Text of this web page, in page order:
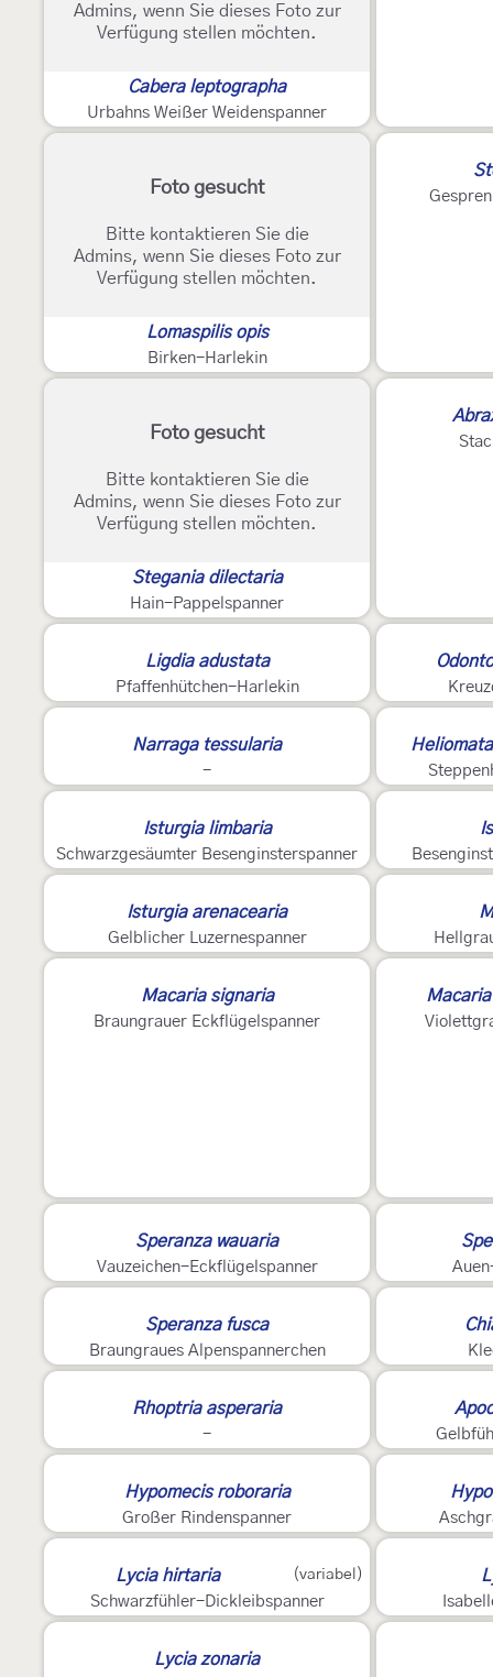
Admins, wenn Sie dieses Foto zur
Verfügung stellen möchten.
Cabera leptographa
Urbahns Weißer Weidenspanner
Foto gesucht
Bitte kontaktieren Sie die
Admins, wenn Sie dieses Foto zur
Verfügung stellen möchten.
Lomaspilis opis
Birken-Harlekin
Foto gesucht
Bitte kontaktieren Sie die
Admins, wenn Sie dieses Foto zur
Verfügung stellen möchten.
Stegania dilectaria
Hain-Pappelspanner
Ligdia adustata
Pfaffenhütchen-Harlekin
Narraga tessularia
-
Isturgia limbaria
Schwarzgesäumter Besenginsterspanner
Isturgia arenacearia
Gelblicher Luzernespanner
Macaria signaria
Braungrauer Eckflügelspanner
Speranza wauaria
Vauzeichen-Eckflügelspanner
Speranza fusca
Braungraues Alpenspannerchen
Rhoptria asperaria
-
Hypomecis roboraria
Großer Rindenspanner
Lycia hirtaria (variabel)
Schwarzfühler-Dickleibspanner
Lycia zonaria